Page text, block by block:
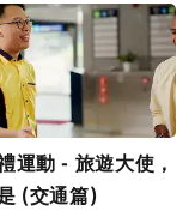
運動 - 旅遊大使，
(交通篇)